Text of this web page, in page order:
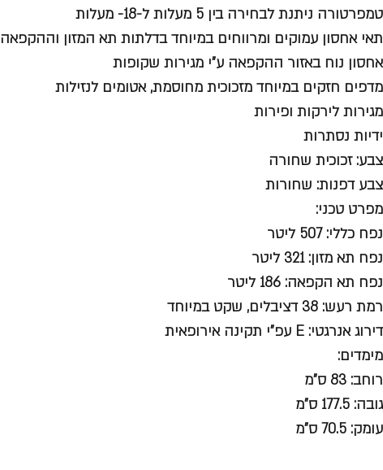
טמפרטורה ניתנת לבחירה בין 5 מעלות ל-18- מעלות
תאי אחסון עמוקים ומרווחים במיוחד בדלתות תא המזון וההקפאה
אחסון נוח באזור ההקפאה ע"י מגירות שקופות
מדפים חזקים במיוחד מזכוכית מחוסמת, אטומים לנזילות
מגירות לירקות ופירות
ידיות נסתרות
צבע: זכוכית שחורה
צבע דפנות: שחורות
מפרט טכני:
נפח כללי: 507 ליטר
נפח תא מזון: 321 ליטר
נפח תא הקפאה: 186 ליטר
רמת רעש: 38 דציבלים, שקט במיוחד
דירוג אנרגטי: E עפ"י תקינה אירופאית
מימדים:
רוחב: 83 ס"מ
גובה: 177.5 ס"מ
עומק: 70.5 ס"מ